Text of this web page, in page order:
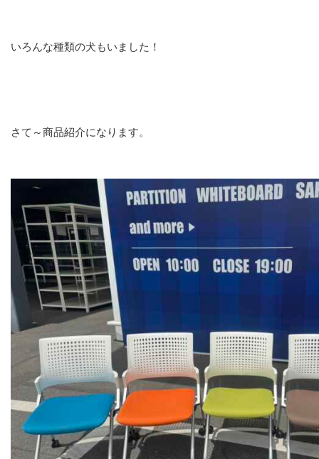
いろんな種類の犬もいました！
さて～商品紹介になります。